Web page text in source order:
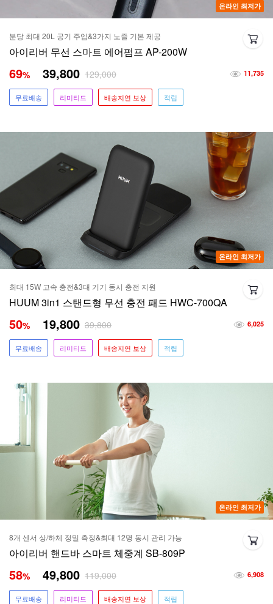
온라인 최저가
분당 최대 20L 공기 주입&3가지 노즐 기본 제공
아이리버 무선 스마트 에어펌프 AP-200W
11,735
69% 39,800 129,000
무료배송 리미티드 배송지연 보상 적립
온라인 최저가
최대 15W 고속 충전&3대 기기 동시 충전 지원
HUUM 3in1 스탠드형 무선 충전 패드 HWC-700QA
6,025
50% 19,800 39,800
무료배송 리미티드 배송지연 보상 적립
온라인 최저가
8개 센서 상/하체 정밀 측정&최대 12명 동시 관리 가능
아이리버 핸드바 스마트 체중계 SB-809P
6,908
58% 49,800 119,000
무료배송 리미티드 배송지연 보상 적립